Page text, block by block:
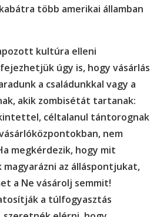
több amerikai államban
kultúra elleni
úgy is, hogy vásárlás
a családunkkal vagy a
akik zombisétát tartanak:
céltalanul tántorognak
nem
megkérdezik, hogy mit
magyarázni az álláspontjukat,
a Ne vásárolj semmit!
a túlfogyasztás